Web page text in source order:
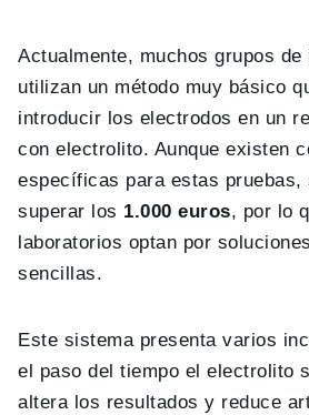
Actualmente, muchos grupos
utilizan un método muy básico
introducir los electrodos en un
con electrolito. Aunque existen
específicas para estas pruebas,
superar los 1.000 euros, por lo
laboratorios optan por
sencillas.
Este sistema presenta varios
el paso del tiempo el electrolito
altera los resultados y reduce